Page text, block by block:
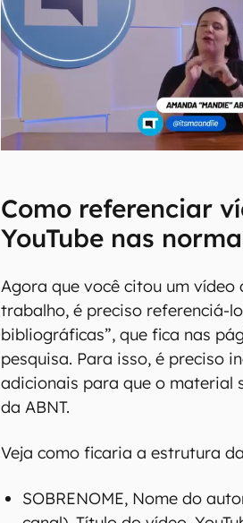
Como referenciar
YouTube nas
Agora que você citou um vídeo
trabalho, é preciso referenciá-
bibliográficas”, que fica nas
pesquisa. Para isso, é preciso
adicionais para que o material
da ABNT.
Veja como ficaria a estrutura
SOBRENOME, Nome do